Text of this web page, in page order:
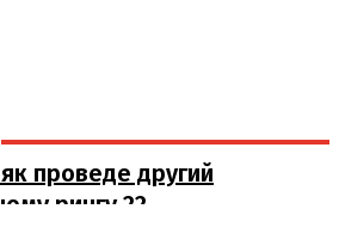
проведе другий
рингу 22